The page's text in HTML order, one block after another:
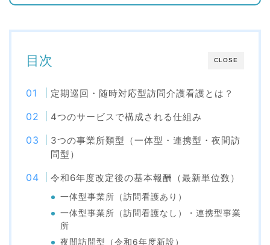
CLOSE
目次
定期巡回・随時対応型訪問介護看護とは？
4つのサービスで構成される仕組み
3つの事業所類型（一体型・連携型・夜間訪
問型）
令和6年度改定後の基本報酬（最新単位数）
一体型事業所（訪問看護あり）
一体型事業所（訪問看護なし）・連携型事業
所
夜間訪問型（令和6年度新設）